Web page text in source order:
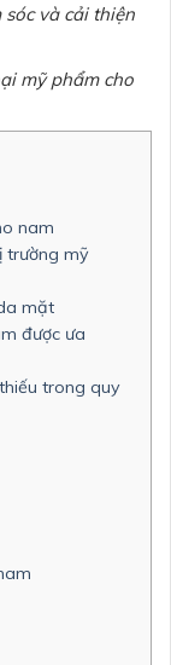
và cải thiện
mỹ phẩm cho
nam
trường mỹ
mặt
được ưa
trong quy